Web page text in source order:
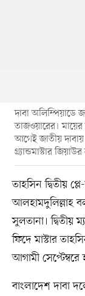
দাবা অলিম্পিয়াডে
তাজওয়ারের।
আগেই জাতীয়
গ্র্যান্ডমাস্টার
তাহসিন দ্বিতীয়
আলহামদুলিল্লাহ
সুলতানা। দ্বিতীয়
ফিদে মাস্টার
আগামী সেপ্টেম্বরে
বাংলাদেশ দাবা